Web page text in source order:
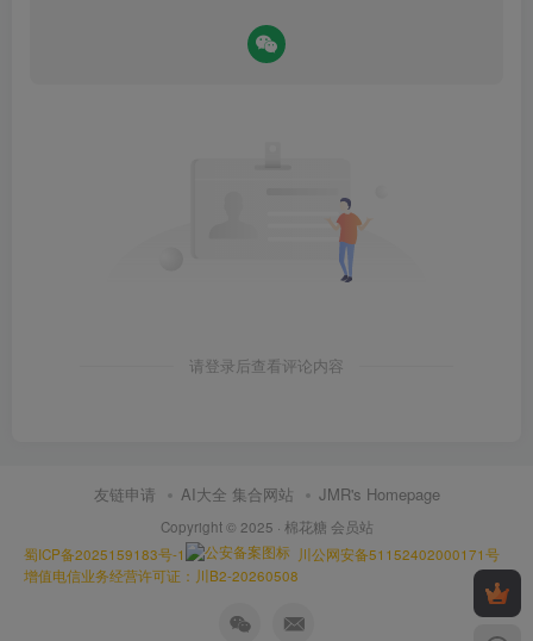
请登录后查看评论内容
友链申请 AI大全 集合网站 JMR's Homepage
Copyright © 2025 · 棉花糖 会员站
蜀ICP备2025159183号-1
川公网安备51152402000171号
增值电信业务经营许可证：川B2-20260508